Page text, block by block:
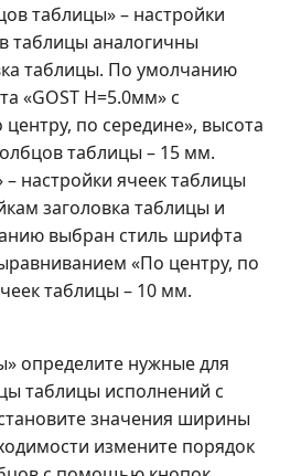
таблицы» – настройки
таблицы аналогичны
таблицы. По умолчанию
«GOST Н=5.0мм» с
по середине», высота
таблицы – 15 мм.
настройки ячеек таблицы
заголовка таблицы и
выбран стиль шрифта
«По центру, по
таблицы – 10 мм.
определите нужные для
таблицы исполнений с
значения ширины
измените порядок